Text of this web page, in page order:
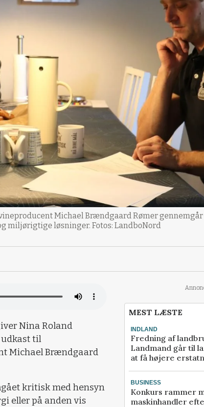
Michael Brændgaard Rømer
miljørigtige løsninger. Fotos: LandboNord
Nina Roland
til
Michael Brændgaard
kritisk med hensyn
eller på anden vis
MEST LÆSTE
INDLAND
Fredning af
Landmand går til
at få højere
BUSINESS
Konkurs rammer
maskinhandler